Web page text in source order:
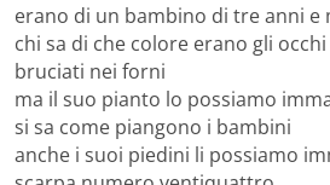
erano di un bambino di tre anni e
chi sa di che colore erano gli occhi
bruciati nei forni
ma il suo pianto lo possiamo
si sa come piangono i bambini
anche i suoi piedini li possiamo